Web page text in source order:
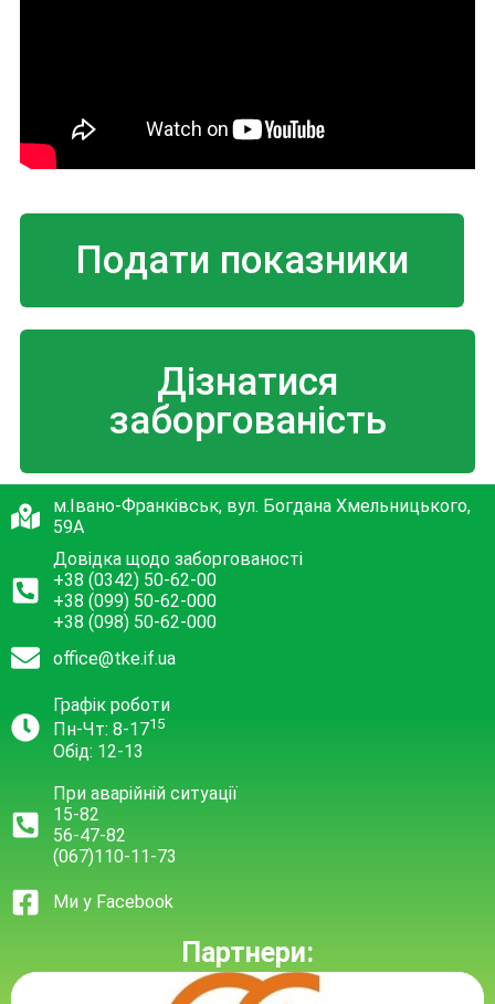
Подати показники
Дізнатися
заборгованість
м.Івано-Франківськ, вул. Богдана Хмельницького,
59А
Довідка щодо заборгованості
+38 (0342) 50-62-00
+38 (099) 50-62-000
+38 (098) 50-62-000
office@tke.if.ua
Графік роботи
Пн-Чт: 8-1715
Обід: 12-13
При аварійній ситуації
15-82
56-47-82
(067)110-11-73
Ми у Facebook
Партнери: